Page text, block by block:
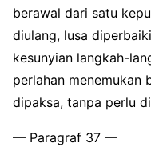
berawal dari satu
diulang, lusa
kesunyian langkah-
perlahan menemukan
dipaksa, tanpa perlu
— Paragraf 37 —